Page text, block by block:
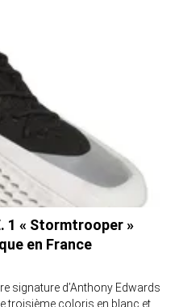
1 « Stormtrooper »
en France
signature d’Anthony Edwards
troisième coloris en blanc et